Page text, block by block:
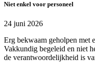
Niet enkel voor personeel
24 juni 2026
Erg bekwaam geholpen met
Vakkundig begeleid en niet
de verantwoordelijkheid is